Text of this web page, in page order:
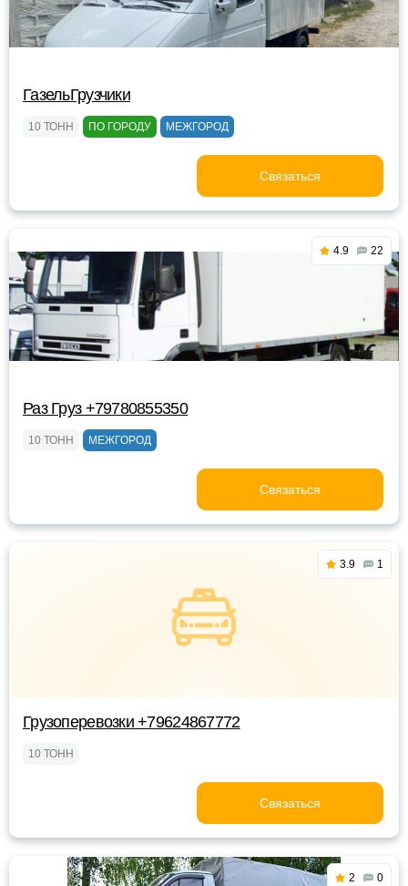
ГазельГрузчики
10 ТОНН ПО ГОРОДУ МЕЖГОРОД
Связаться
4.9 22
Раз Груз +79780855350
10 ТОНН МЕЖГОРОД
Связаться
3.9 1
Грузоперевозки +79624867772
10 ТОНН
Связаться
2 0